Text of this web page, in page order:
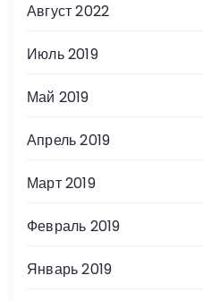
Август 2022
Июль 2019
Май 2019
Апрель 2019
Март 2019
Февраль 2019
Январь 2019